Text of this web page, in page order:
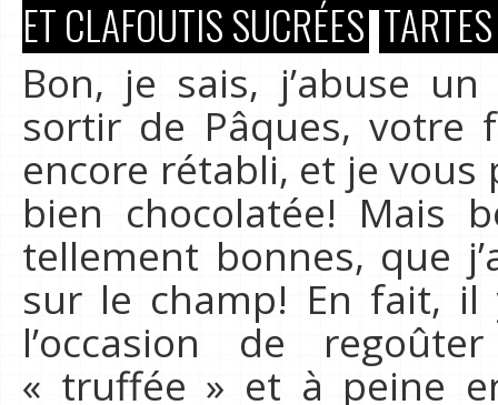
ET CLAFOUTIS SUCRÉES
Bon, je sais, j’abuse
sortir de Pâques, votre
encore rétabli, et je
bien chocolatée! Mais
tellement bonnes, que
sur le champ! En fait, il
l’occasion de
« truffée » et à peine